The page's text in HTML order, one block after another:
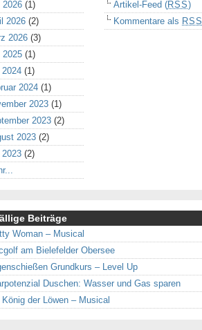
2026 (1)
2026 (2)
2026 (3)
2025 (1)
(1)
2024 (1)
2023 (1)
2023 (2)
2023 (2)
(2)
Artikel-Feed (RSS)
Kommentare als RSS
Beiträge
Woman – Musical
am Bielefelder Obersee
Grundkurs – Level Up
Duschen: Wasser und Gas sparen
König der Löwen – Musical